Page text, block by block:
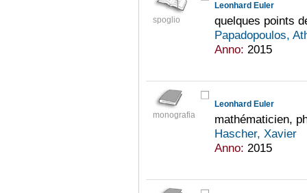
spoglio
Leonhard Euler
quelques points
Papadopoulos,
Anno: 2015
monografia
Leonhard Euler
mathématicien,
Hascher, Xavier
Anno: 2015